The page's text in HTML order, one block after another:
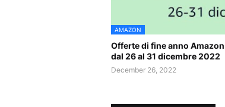
AMAZON
Offerte di fine anno Amazon
dal 26 al 31 dicembre 2022
December 26, 2022